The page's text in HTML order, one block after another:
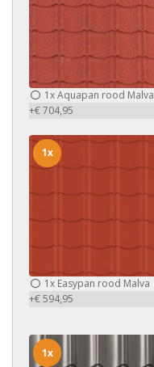
1xAquapan rood Malva
+€ 704,95
1x Easypan rood Malva
+€ 594,95
1x
1x